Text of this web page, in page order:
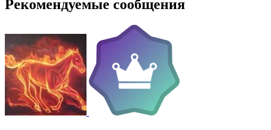
Рекомендуемые сообщения